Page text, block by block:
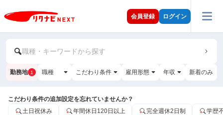
会員登録 ログイン
職種・キーワードから探す
勤務地 1 職種 こだわり条件 雇用形態 年収 新着のみ
こだわり条件の追加設定を忘れていませんか？
土日祝休み
年間休日120日以上 完全週休2日制 学歴